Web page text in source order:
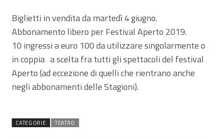
Biglietti in vendita da martedì 4 giugno.
Abbonamento libero per Festival Aperto 2019.
10 ingressi a euro 100 da utilizzare singolarmente o
in coppia a scelta fra tutti gli spettacoli del festival
Aperto (ad eccezione di quelli che rientrano anche
negli abbonamenti delle Stagioni).
CATEGORIE TEATRO